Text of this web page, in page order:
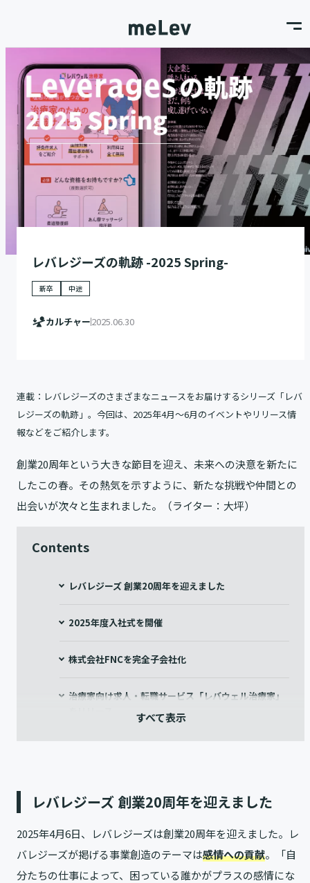
レバレジーズの軌跡 -2025 Spring-
新卒 中途
カルチャー2025.06.30
連載：レバレジーズのさまざまなニュースをお届けするシリーズ「レバ
レジーズの軌跡」。今回は、2025年4月〜6月のイベントやリリース情
報などをご紹介します。
創業20周年という大きな節目を迎え、未来への決意を新たに
したこの春。その熱気を示すように、新たな挑戦や仲間との
出会いが次々と生まれました。（ライター：大坪）
Contents
レバレジーズ 創業20周年を迎えました
2025年度入社式を開催
株式会社FNCを完全子会社化
治療家向け求人・転職サービス「レバウェル治療家」
レバレジーズ 創業20周年を迎えました
2025年4月6日、レバレジーズは創業20周年を迎えました。レ
バレジーズが掲げる事業創造のテーマは感情への貢献。「自
分たちの仕事によって、困っている誰かがプラスの感情にな